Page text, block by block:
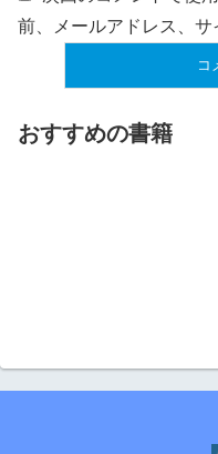
前、メールアドレス、サ
おすすめの書籍